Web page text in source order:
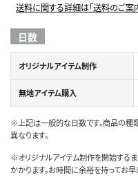
送料に関する詳細は「送料のご案
日数
オリジナルアイテム制作
無地アイテム購入
※上記は一般的な日数です。商品の種
異なります。
※オリジナルアイテム制作を開始する
かかります。お時間に余裕を持ってお